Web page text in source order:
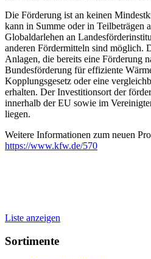
Die Förderung ist an keinen
kann in Summe oder in Teilbeträgen
Globaldarlehen an
anderen Fördermitteln sind möglich.
Anlagen, die bereits eine Förderung
Bundesförderung für effiziente
Kopplungsgesetz oder eine
erhalten. Der Investitionsort der
innerhalb der EU sowie im
liegen.
Weitere Informationen zum neuen
https://www.kfw.de/570
Liste anzeigen
Sortimente